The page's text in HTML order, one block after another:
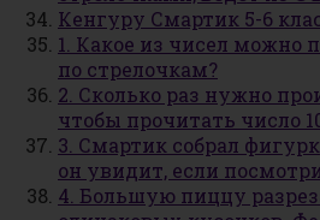
Кенгуру Смартик 5-6
1. Какое из чисел можно
по стрелочкам?
2. Сколько раз нужно
чтобы прочитать число 10
3. Смартик собрал
он увидит, если
4. Большую пиццу